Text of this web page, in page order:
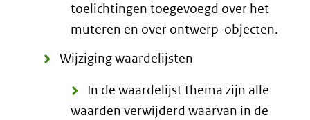
toelichtingen toegevoegd over het
muteren en over ontwerp-objecten.
Wijziging waardelijsten
In de waardelijst thema zijn alle
waarden verwijderd waarvan in de